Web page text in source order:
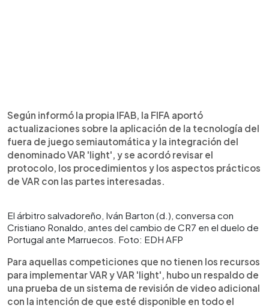
Según informó la propia IFAB, la FIFA aportó
actualizaciones sobre la aplicación de la tecnología del
fuera de juego semiautomática y la integración del
denominado VAR 'light', y se acordó revisar el
protocolo, los procedimientos y los aspectos prácticos
de VAR con las partes interesadas.
El árbitro salvadoreño, Iván Barton (d.), conversa con
Cristiano Ronaldo, antes del cambio de CR7 en el duelo de
Portugal ante Marruecos. Foto: EDH AFP
Para aquellas competiciones que no tienen los recursos
para implementar VAR y VAR 'light', hubo un respaldo de
una prueba de un sistema de revisión de video adicional
con la intención de que esté disponible en todo el